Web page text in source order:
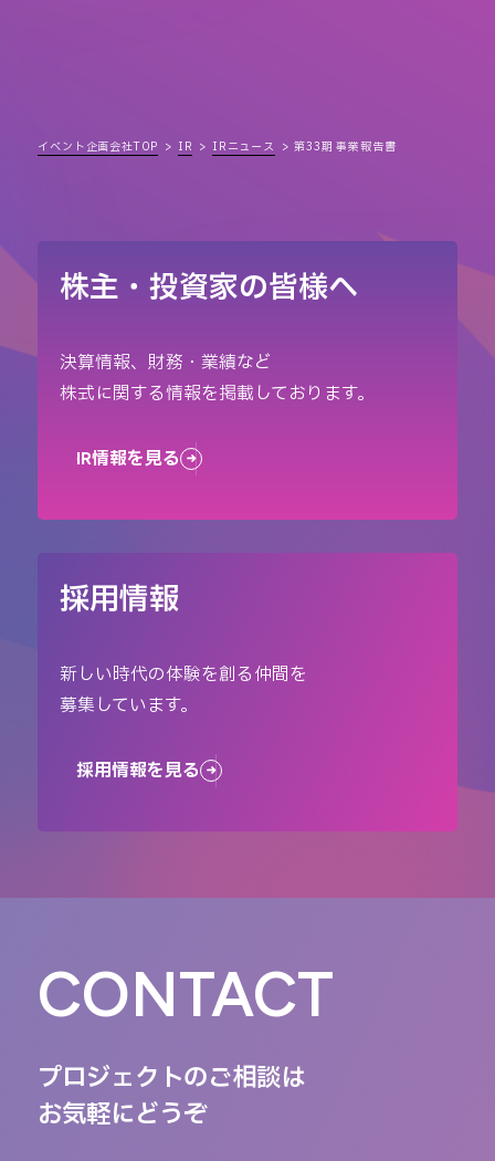
イベント企画会社TOP IR IRニュース 第33期 事業報告書
株主・投資家の皆様へ
決算情報、財務・業績など
株式に関する情報を掲載しております。
IR情報を見る
採用情報
新しい時代の体験を創る仲間を
募集しています。
採用情報を見る
CONTACT
プロジェクトのご相談は
お気軽にどうぞ